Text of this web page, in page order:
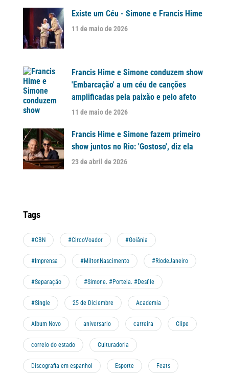
Existe um Céu - Simone e Francis Hime
11 de maio de 2026
Francis Hime e Simone conduzem show
'Embarcação' a um céu de canções
amplificadas pela paixão e pelo afeto
11 de maio de 2026
Francis Hime e Simone fazem primeiro
show juntos no Rio: 'Gostoso', diz ela
23 de abril de 2026
Tags
#CBN #CircoVoador #Goiânia
#Imprensa #MiltonNascimento #RiodeJaneiro
#Separação #Simone. #Portela. #Desfile
#Single 25 de Diciembre Academia
Album Novo aniversario carreira Clipe
correio do estado Culturadoria
Discografia em espanhol Esporte Feats